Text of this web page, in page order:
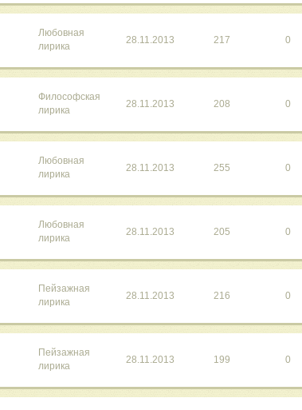
Любовная
лирика
28.11.2013 217 0
Философская
лирика
28.11.2013 208 0
Любовная
лирика
28.11.2013 255 0
Любовная
лирика
28.11.2013 205 0
Пейзажная
лирика
28.11.2013 216 0
Пейзажная
лирика
28.11.2013 199 0